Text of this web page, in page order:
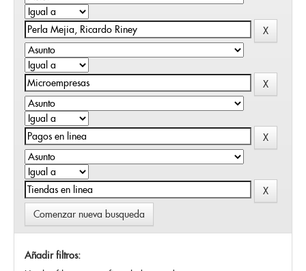
Comenzar nueva busqueda
Añadir filtros: